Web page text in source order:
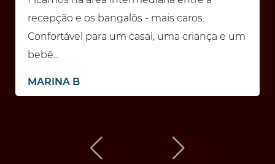
recepção e os bangalôs - mais caros.
Confortável para um casal, uma criança e um
bebê...
MARINA B